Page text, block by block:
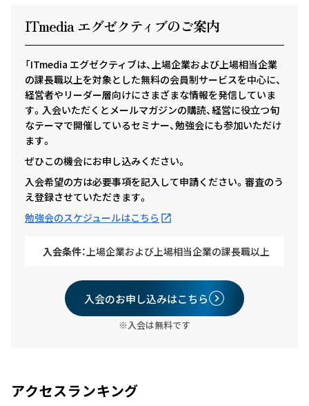
ITmedia エグゼクティ ブのご案内
「ITmedia エグゼクティブは、上場企業および上場相当企業
の課長職以上を対象とした無料の会員制サービスを中心に、
経営者やリーダー層向けにさまざまな情報を発信していま
す。入会いただくとメールマガジンの購読、経営に役立つ旬
なテーマで開催しているセミナー、勉強会にも参加いただけ
ます。
ぜひこの機会にお申し込みください。
入会希望の方は必要事項を記入して申請ください。審査のう
え登録させていただきます。
勉強会のスケジュールはこちら
入会条件：上場企業および上場相当企業の課長職以上
入会のお申し込みはこちら
※入会は無料です
アクセスランキング